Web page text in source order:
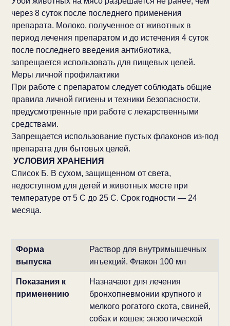
через 8 суток после последнего применения
препарата. Молоко, полученное от животных в
период лечения препаратом и до истечения 4 суток
после последнего введения антибиотика,
запрещается использовать для пищевых целей.
Меры личной профилактики
При работе с препаратом следует соблюдать общие
правила личной гигиены и техники безопасности,
предусмотренные при работе с лекарственными
средствами.
Запрещается использование пустых флаконов из-под
препарата для бытовых целей.
УСЛОВИЯ ХРАНЕНИЯ
Список Б. В сухом, защищенном от света,
недоступном для детей и животных месте при
температуре от 5 С до 25 С. Срок годности — 24
месяца.
Форма
выпуска
Раствор для внутримышечных
инъекций. Флакон 100 мл
Показания к
применению
Назначают для лечения
бронхопневмонии крупного и
мелкого рогатого скота, свиней,
собак и кошек; энзоотической